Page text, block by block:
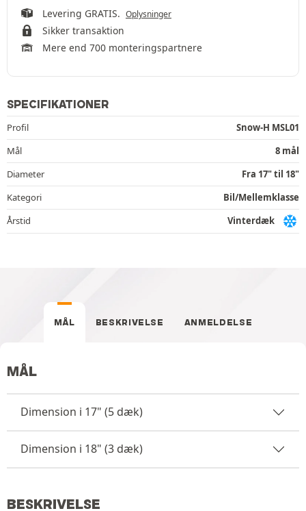
Levering GRATIS. Oplysninger
Sikker transaktion
Mere end 700 monteringspartnere
SPECIFIKATIONER
Profil
Snow-H MSL01
Mål
8 mål
Diameter
Fra 17" til 18"
Kategori
Bil/Mellemklasse
Årstid
Vinterdæk
MÅL BESKRIVELSE ANMELDELSE
MÅL
Dimension i 17" (5 dæk)
Dimension i 18" (3 dæk)
BESKRIVELSE